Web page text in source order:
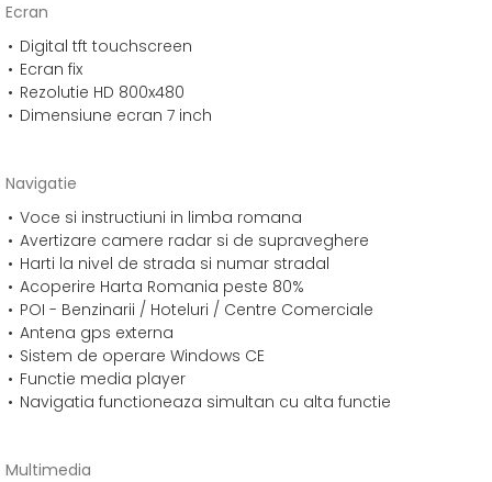
Ecran
Digital tft touchscreen
Ecran fix
Rezolutie HD 800x480
Dimensiune ecran 7 inch
Navigatie
Voce si instructiuni in limba romana
Avertizare camere radar si de supraveghere
Harti la nivel de strada si numar stradal
Acoperire Harta Romania peste 80%
POI - Benzinarii / Hoteluri / Centre Comerciale
Antena gps externa
Sistem de operare Windows CE
Functie media player
Navigatia functioneaza simultan cu alta functie
Multimedia